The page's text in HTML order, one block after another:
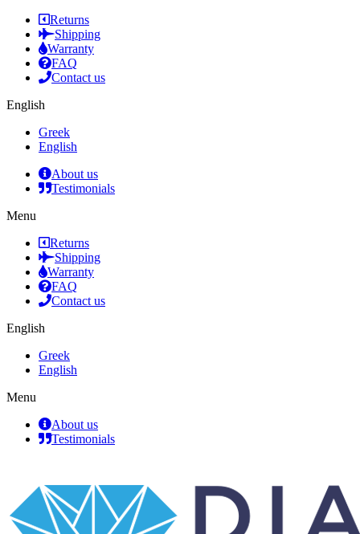
Returns
Shipping
Warranty
FAQ
Contact us
English
Greek
English
About us
Testimonials
Menu
Returns
Shipping
Warranty
FAQ
Contact us
English
Greek
English
Menu
About us
Testimonials